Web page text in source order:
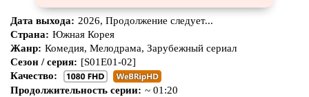
Дата выхода: 2026, Продолжение следует...
Страна: Южная Корея
Жанр: Комедия, Мелодрама, Зарубежный сериал
Сезон / серия: [S01E01-02]
Качество:
Продолжительность серии: ~ 01:20